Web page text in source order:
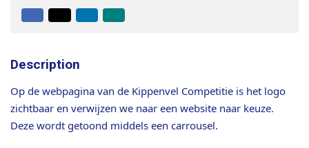
to
Description
Op de webpagina van de Kippenvel Competitie is het logo
zichtbaar en verwijzen we naar een website naar keuze.
Deze wordt getoond middels een carrousel.